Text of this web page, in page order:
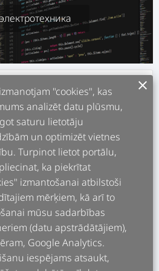
infoО СЕБЕ
РАБОТЫ
forumПОСТЫ
ОТЗЫВЫ
пока нет оценок
"cookies", kas
analizēt datu plūsmu,
saturu lietotāju
un optimizēt vietnes
Turpinot lietot portālu,
ka piekrītat
izmantošanai atbilstoši
mērķiem, kā arī to
mūsu sadarbības
(datu apstrādātājiem),
Google Analytics.
iespējams atsaukt,
clear